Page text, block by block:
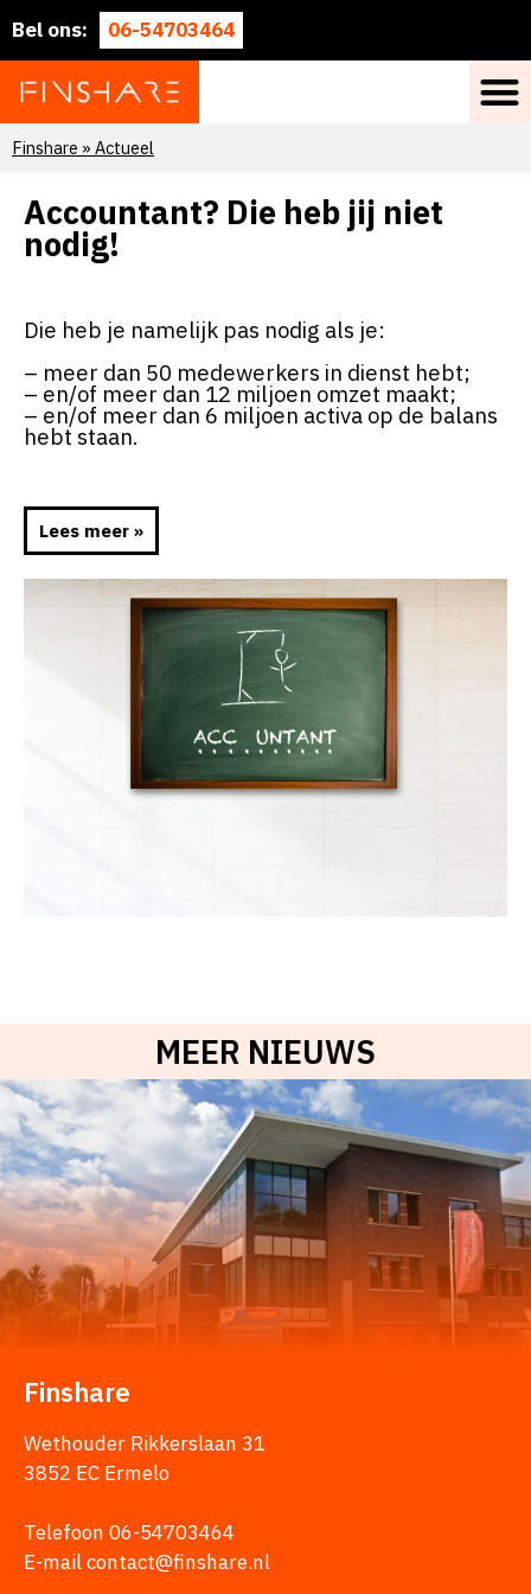
Bel ons: 06-54703464
Finshare » Actueel
Accountant? Die heb jij niet
nodig!
Die heb je namelijk pas nodig als je:
– meer dan 50 medewerkers in dienst hebt;
– en/of meer dan 12 miljoen omzet maakt;
– en/of meer dan 6 miljoen activa op de balans
hebt staan.
Lees meer »
MEER NIEUWS
Finshare
Wethouder Rikkerslaan 31
3852 EC Ermelo
Telefoon 06-54703464
E-mail contact@finshare.nl